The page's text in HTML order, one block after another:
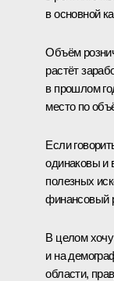
в основной
Объём
растёт
в прошлом
место по
Если
одинаковы и
полезных
финансовый
В целом хочу
и на
области,